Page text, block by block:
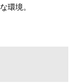
環境。